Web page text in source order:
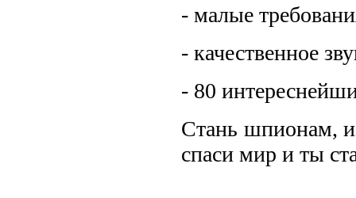
- малые
- качественное
- 80
Стань шпионам,
спаси мир и ты